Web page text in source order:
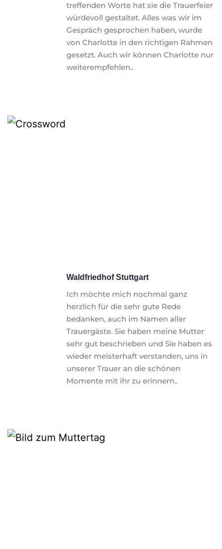
treffenden Worte hat sie die Trauerfeier
würdevoll gestaltet. Alles was wir im
Gespräch gesprochen haben, wurde
von Charlotte in den richtigen Rahmen
gesetzt. Auch wir können Charlotte nur
weiterempfehlen..
Waldfriedhof Stuttgart
Ich möchte mich nochmal ganz
herzlich für die sehr gute Rede
bedanken, auch im Namen aller
Trauergäste. Sie haben meine Mutter
sehr gut beschrieben und Sie haben es
wieder meisterhaft verstanden, uns in
unserer Trauer an die schönen
Momente mit ihr zu erinnern..